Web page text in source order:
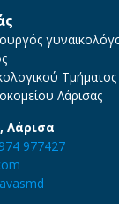
Τμήματος
Λάρισας
Λάρισα
977427